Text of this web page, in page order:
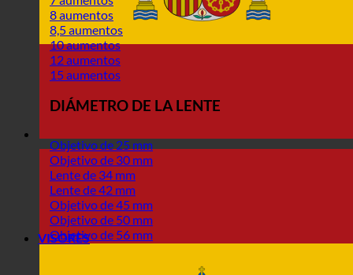
8 aumentos
8,5 aumentos
10 aumentos
12 aumentos
15 aumentos
DIÁMETRO DE LA LENTE
Objetivo de 25 mm
Objetivo de 30 mm
Lente de 34 mm
Lente de 42 mm
Objetivo de 45 mm
Objetivo de 50 mm
Objetivo de 56 mm
VISORES